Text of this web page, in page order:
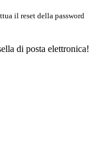
il reset della password
di posta elettronica!